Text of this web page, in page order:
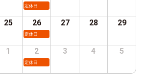
定休日
25 26
定休日
27 28 29
1 2
定休日
3 4 5